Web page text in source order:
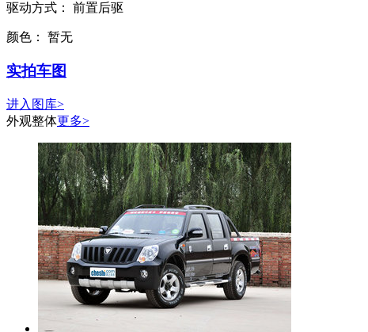
驱动方式： 前置后驱
颜色： 暂无
实拍车图
进入图库>
外观整体更多>